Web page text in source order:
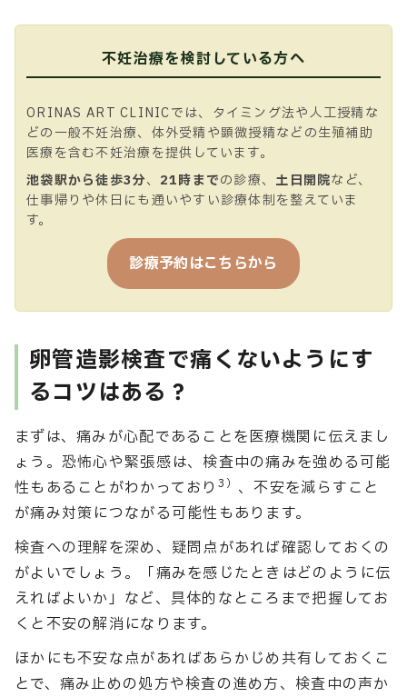
不妊治療を検討している方へ
ORINAS ART CLINICでは、タイミング法や人工授精な
どの一般不妊治療、体外受精や顕微授精などの生殖補助
医療を含む不妊治療を提供しています。
池袋駅から徒歩3分、 21時までの診療、 土日開院など、
仕事帰りや休日にも通いやすい診療体制を整えていま
す。
診療予約はこちらから
卵管造影検査で痛くないようにす
るコツはある？
まずは、痛みが心配であることを医療機関に伝えまし
ょう。恐怖心や緊張感は、検査中の痛みを強める可能
性もあることがわかっており 3） 、不安を減らすこと
が痛み対策につながる可能性もあります。
検査への理解を深め、疑問点があれば確認しておくの
がよいでしょう。「痛みを感じたときはどのように伝
えればよいか」など、具体的なところまで把握してお
くと不安の解消になります。
ほかにも不安な点があればあらかじめ共有しておくこ
とで、痛み止めの処方や検査の進め方、検査中の声か